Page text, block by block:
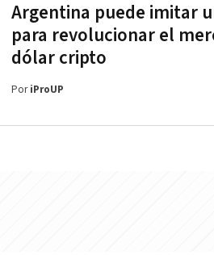
Argentina puede imitar
para revolucionar el
dólar cripto
PoriProUP